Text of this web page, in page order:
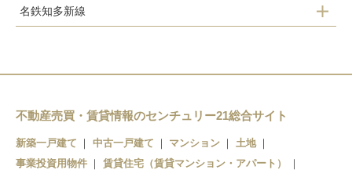
上ゲ駅
名鉄知多新線
不動産売買・賃貸情報のセンチュリー21総合サイト
新築一戸建て 中古一戸建て マンション
土地
事業投資用物件
賃貸住宅（賃貸マンション・アパート）